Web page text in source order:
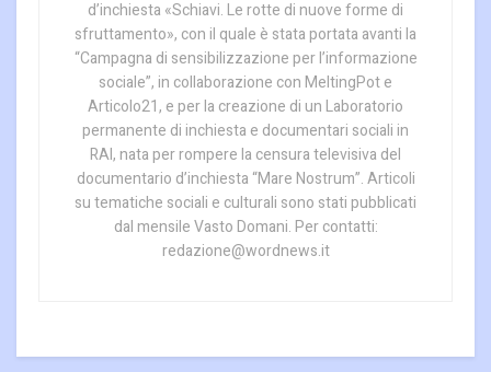
d’inchiesta «Schiavi. Le rotte di nuove forme di
sfruttamento», con il quale è stata portata avanti la
“Campagna di sensibilizzazione per l’informazione
sociale”, in collaborazione con MeltingPot e
Articolo21, e per la creazione di un Laboratorio
permanente di inchiesta e documentari sociali in
RAI, nata per rompere la censura televisiva del
documentario d’inchiesta “Mare Nostrum”. Articoli
su tematiche sociali e culturali sono stati pubblicati
dal mensile Vasto Domani. Per contatti:
redazione@wordnews.it